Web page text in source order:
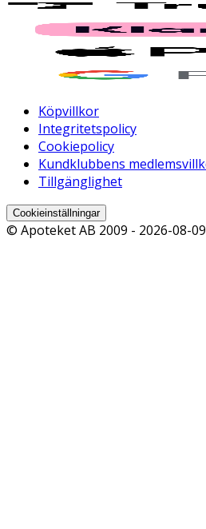
Köpvillkor
Integritetspolicy
Cookiepolicy
Kundklubbens
Tillgänglighet
Cookieinställningar
© Apoteket AB 2009 - 2026-08-